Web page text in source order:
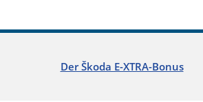
Der Škoda E-XTRA-Bonus